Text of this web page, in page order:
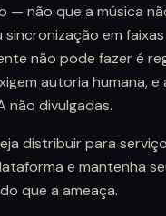
— não que a música
sincronização em
não pode fazer é
autoria humana,
não divulgadas.
distribuir para
e mantenha
que a ameaça.